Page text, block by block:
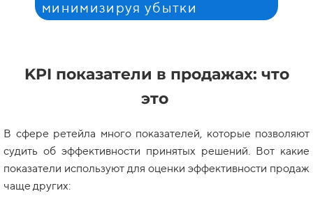
минимизируя убытки
KPI показатели в продажах: что
это
В сфере ретейла много показателей, которые позволяют
судить об эффективности принятых решений. Вот какие
показатели используют для оценки эффективности продаж
чаще других: